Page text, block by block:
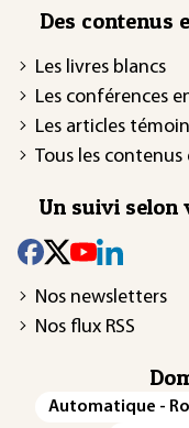
Des contenus
Les livres blancs
Les conférences
Les articles
Tous les contenus
Un suivi selon
Nos newsletters
Nos flux RSS
Automatique -